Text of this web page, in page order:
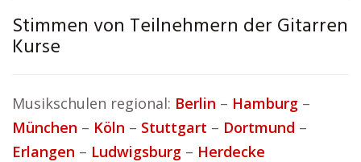
Stimmen von Teilnehmern der Gitarren
Kurse
Musikschulen regional: Berlin – Hamburg –
München – Köln – Stuttgart – Dortmund –
Erlangen – Ludwigsburg – Herdecke